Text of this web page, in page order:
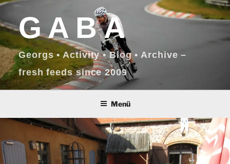
Zum
Inhalt
springenGABA
Georgs • Activity • Blog • Archive –
fresh feeds since 2009
Menü